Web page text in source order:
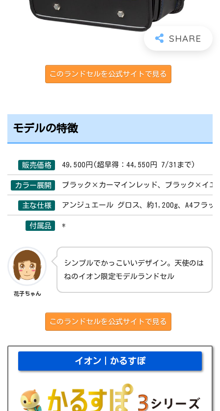
このランドセルを公式サイトで見る
モデルの特徴
販売価格 49,500円(超早得：44,550円 7/31まで)
カラー展開 ブラック×カーマインレッド、ブラック×イエ
主な仕様 アンジュエール グロス、約1,200g、A4フラッ
付属品 *
花子ちゃん
シンプルでかっこいいデザイン。天使のは
ねのイオン限定モデルランドセル
このランドセルを公式サイトで見る
イオン｜かるすぽ